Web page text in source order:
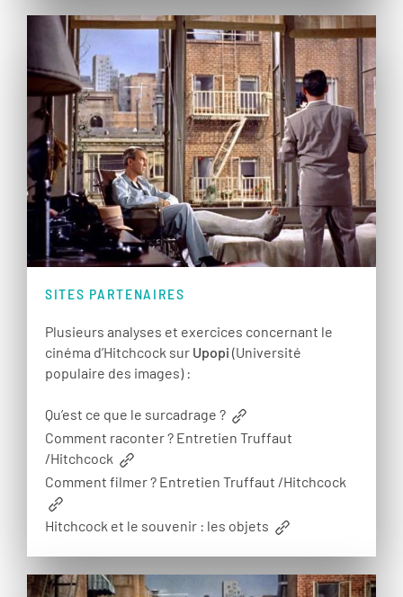
SITES PARTENAIRES
Plusieurs analyses et exercices concernant le
cinéma d’Hitchcock sur Upopi (Université
populaire des images) :
Qu’est ce que le surcadrage ?
Comment raconter ? Entretien Truffaut
/Hitchcock
Comment filmer ? Entretien Truffaut /Hitchcock
Hitchcock et le souvenir : les objets